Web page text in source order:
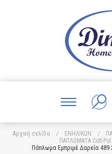
Αρχική σελίδα / ΕΝΗΛΙΚΩΝ /
ΠΑΠΛΩΜΑΤΑ Cott-
Πάπλωμα Εμπριμέ Δαρεία 489